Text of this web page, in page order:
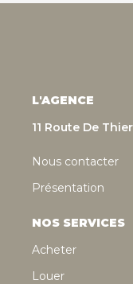
L'AGENCE
11 Route De
Nous contacter
Présentation
NOS SERVICES
Acheter
Louer